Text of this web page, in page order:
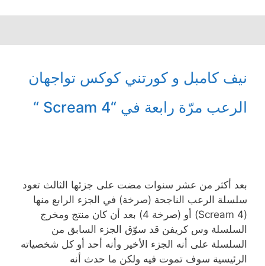
نيف كامبل و كورتني كوكس تواجهان
الرعب مرّة رابعة في “Scream 4 “
بعد أكثر من عشر سنوات مضت على جزئها الثالث تعود
سلسلة الرعب الناجحة (صرخة) في الجزء الرابع منها
(Scream 4) أو (صرخة 4) بعد أن كان منتج ومخرج
السلسلة وس كريفن قد سوّق الجزء السابق من
السلسلة على أنه الجزء الأخير وأنه أحد أو كل شخصياته
الرئيسية سوف تموت فيه ولكن ما حدث أنه